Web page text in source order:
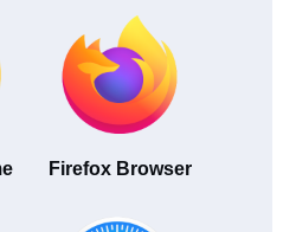
Firefox Browser